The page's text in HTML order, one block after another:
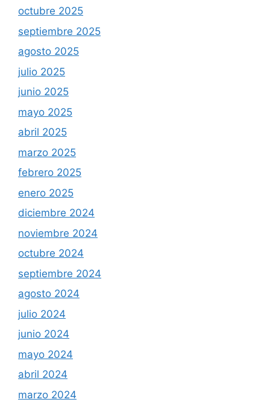
octubre 2025
septiembre 2025
agosto 2025
julio 2025
junio 2025
mayo 2025
abril 2025
marzo 2025
febrero 2025
enero 2025
diciembre 2024
noviembre 2024
octubre 2024
septiembre 2024
agosto 2024
julio 2024
junio 2024
mayo 2024
abril 2024
marzo 2024